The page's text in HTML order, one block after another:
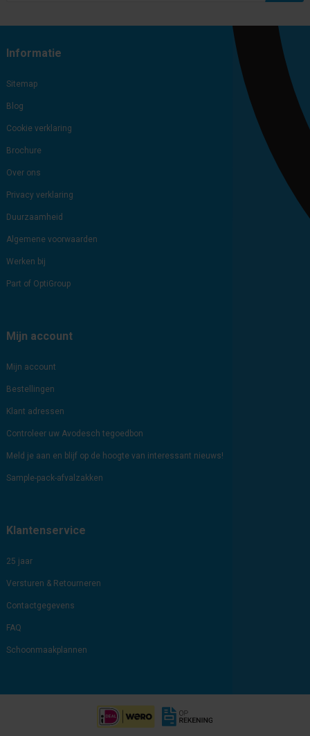
Informatie
Sitemap
Blog
Cookie verklaring
Brochure
Over ons
Privacy verklaring
Duurzaamheid
Algemene voorwaarden
Werken bij
Part of OptiGroup
Mijn account
Mijn account
Bestellingen
Klant adressen
Controleer uw Avodesch tegoedbon
Meld je aan en blijf op de hoogte van interessant nieuws!
Sample-pack-afvalzakken
Klantenservice
25 jaar
Versturen & Retourneren
Contactgegevens
FAQ
Schoonmaakplannen